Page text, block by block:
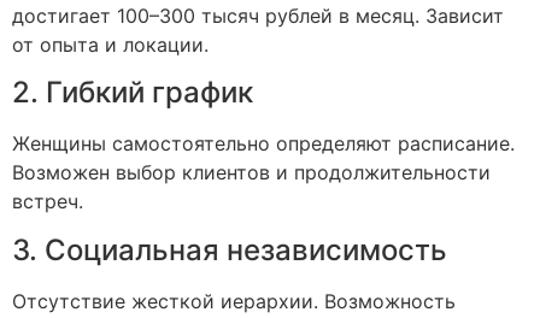
достигает 100–300 тысяч рублей в месяц. Зависит
от опыта и локации.
2. Гибкий график
Женщины самостоятельно определяют расписание.
Возможен выбор клиентов и продолжительности
встреч.
3. Социальная независимость
Отсутствие жесткой иерархии. Возможность